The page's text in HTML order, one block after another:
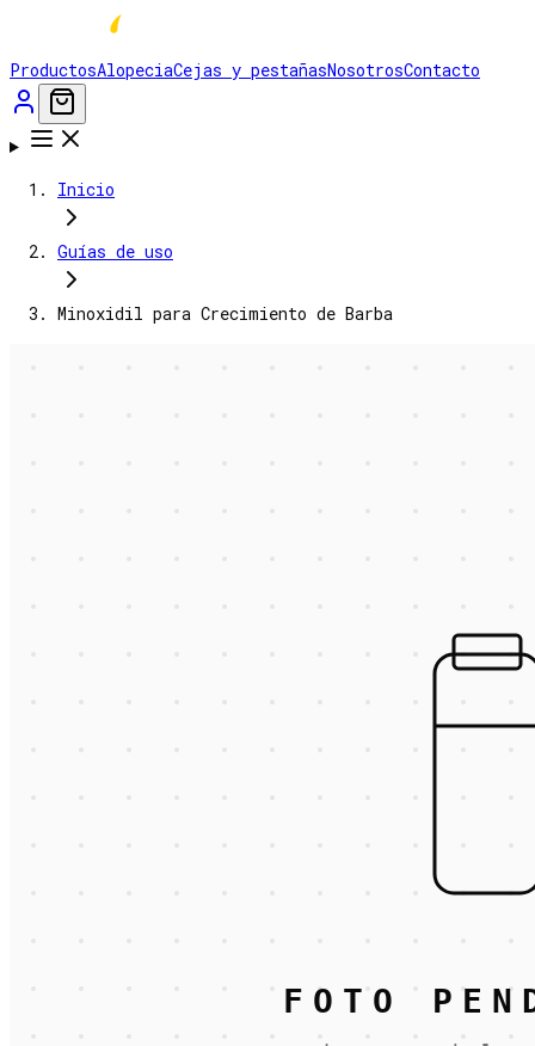
ProductosAlopeciaCejas y pestañasNosotrosContacto
Inicio
Guías de uso
Minoxidil para Crecimiento de Barba